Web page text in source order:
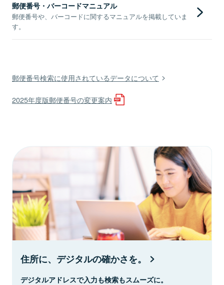
郵便番号・バーコードマニュアル
郵便番号や、バーコードに関するマニュアルを掲載していま
す。
郵便番号検索に使用されているデータについて
2025年度版郵便番号の変更案内
住所に、デジタルの確かさを。
デジタルアドレスで入力も検索もスムーズに。